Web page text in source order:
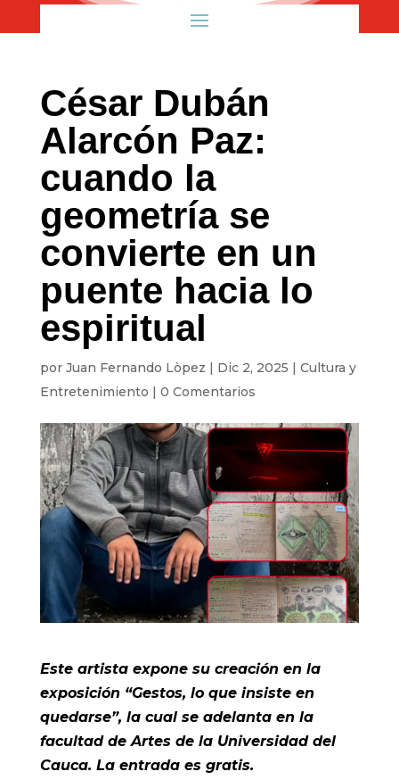
César Dubán
Alarcón Paz:
cuando la
geometría se
convierte en un
puente hacia lo
espiritual
por Juan Fernando Lòpez | Dic 2, 2025 | Cultura y
Entretenimiento | 0 Comentarios
Este artista expone su creación en la
exposición “Gestos, lo que insiste en
quedarse”, la cual se adelanta en la
facultad de Artes de la Universidad del
Cauca. La entrada es gratis.